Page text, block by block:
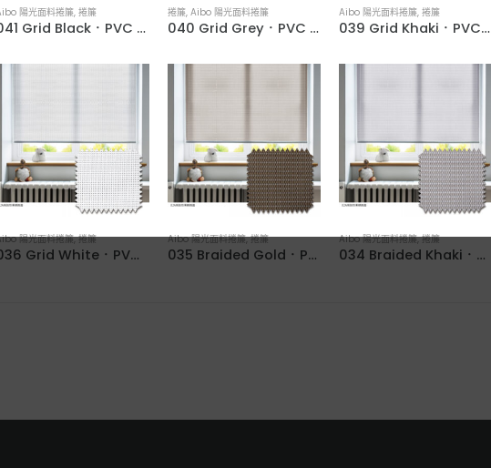
陽光面料捲簾,捲簾
041 Grid Black．PVC Woven Water-Resistant Roller Blinds
捲簾, Aibo 陽光面料捲簾
040 Grid Grey．PVC Woven Water-Resistant Roller Blinds
Aibo 陽光面料捲簾,捲簾
039 Grid Khaki．PVC Woven Water-Resistant Roller Blinds
陽光面料捲簾,捲簾
036 Grid White．PVC Woven Water-Resistant Roller Blinds
Aibo 陽光面料捲簾,捲簾
035 Braided Gold．PVC Woven Water-Resistant Roller Blinds
Aibo 陽光面料捲簾,捲簾
034 Braided Khaki．PVC Woven Water-Resistant Roller Blinds